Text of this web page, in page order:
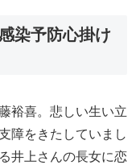
染予防心掛け
裕喜。悲しい生い立
障をきたしていまし
井上さんの長女に恋